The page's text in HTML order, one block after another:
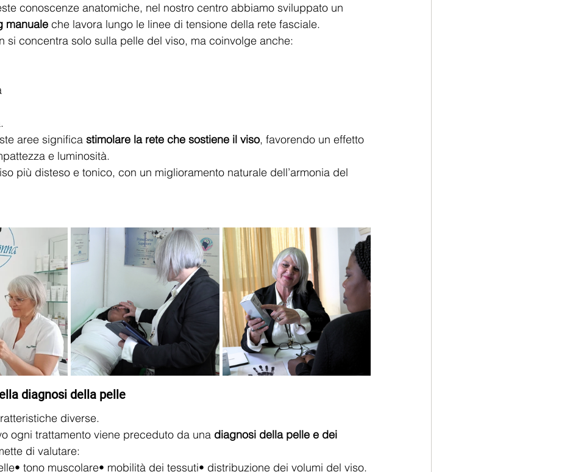
conoscenze anatomiche, nel nostro centro abbiamo sviluppato un
manuale che lavora lungo le linee di tensione della rete fasciale.
si concentra solo sulla pelle del viso, ma coinvolge anche:
aree significa stimolare la rete che sostiene il viso, favorendo un effetto
e luminosità.
più disteso e tonico, con un miglioramento naturale dell’armonia del
diagnosi della pelle
diverse.
ogni trattamento viene preceduto da una diagnosi della pelle e dei
di valutare:
tono muscolare• mobilità dei tessuti• distribuzione dei volumi del viso.